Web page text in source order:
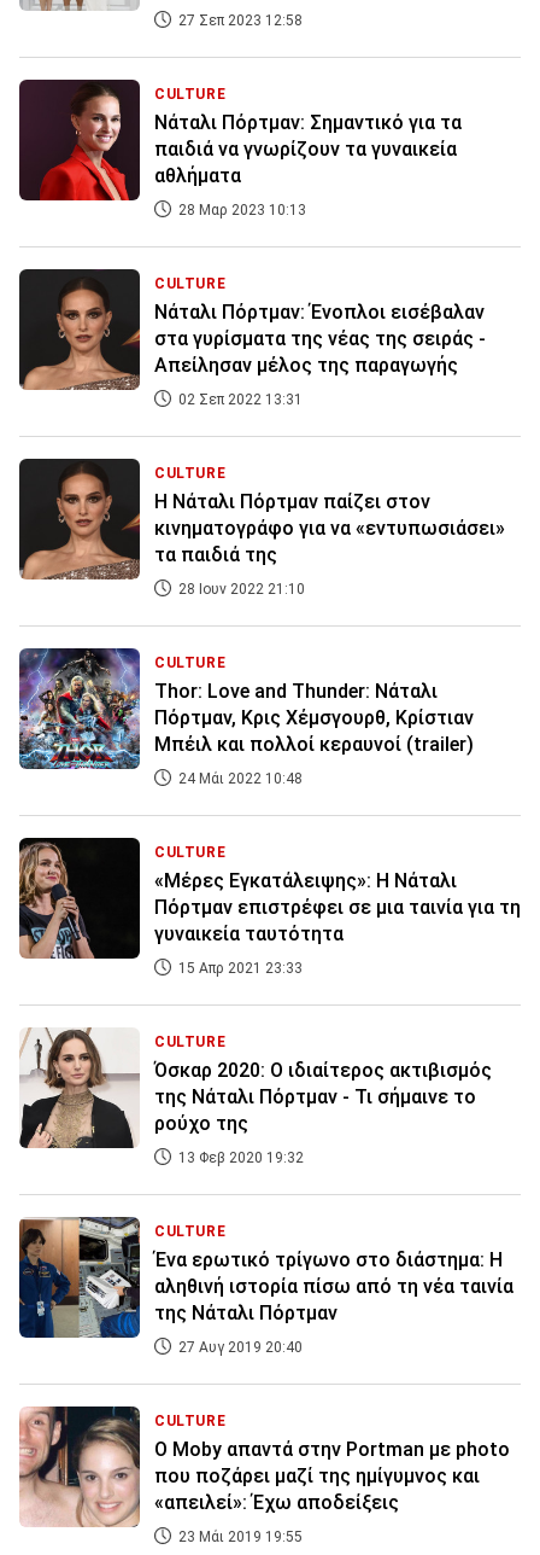
27 Σεπ 2023 12:58
CULTURE
Νάταλι Πόρτμαν: Σημαντικό για τα
παιδιά να γνωρίζουν τα γυναικεία
αθλήματα
28 Μαρ 2023 10:13
CULTURE
Νάταλι Πόρτμαν: Ένοπλοι εισέβαλαν
στα γυρίσματα της νέας της σειράς -
Απείλησαν μέλος της παραγωγής
02 Σεπ 2022 13:31
CULTURE
Η Νάταλι Πόρτμαν παίζει στον
κινηματογράφο για να «εντυπωσιάσει»
τα παιδιά της
28 Ιουν 2022 21:10
CULTURE
Thor: Love and Thunder: Νάταλι
Πόρτμαν, Κρις Χέμσγουρθ, Κρίστιαν
Μπέιλ και πολλοί κεραυνοί (trailer)
24 Μάι 2022 10:48
CULTURE
«Μέρες Εγκατάλειψης»: H Νάταλι
Πόρτμαν επιστρέφει σε μια ταινία για τη
γυναικεία ταυτότητα
15 Απρ 2021 23:33
CULTURE
Όσκαρ 2020: Ο ιδιαίτερος ακτιβισμός
της Νάταλι Πόρτμαν - Τι σήμαινε το
ρούχο της
13 Φεβ 2020 19:32
CULTURE
Ένα ερωτικό τρίγωνο στο διάστημα: Η
αληθινή ιστορία πίσω από τη νέα ταινία
της Νάταλι Πόρτμαν
27 Αυγ 2019 20:40
CULTURE
Ο Moby απαντά στην Portman με photo
που ποζάρει μαζί της ημίγυμνος και
«απειλεί»: Έχω αποδείξεις
23 Μάι 2019 19:55